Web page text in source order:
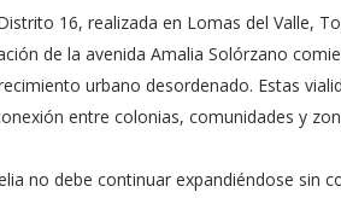
16, realizada en Lomas del Valle,
de la avenida Amalia Solórzano
urbano desordenado. Estas
entre colonias, comunidades y
no debe continuar expandiéndose sin